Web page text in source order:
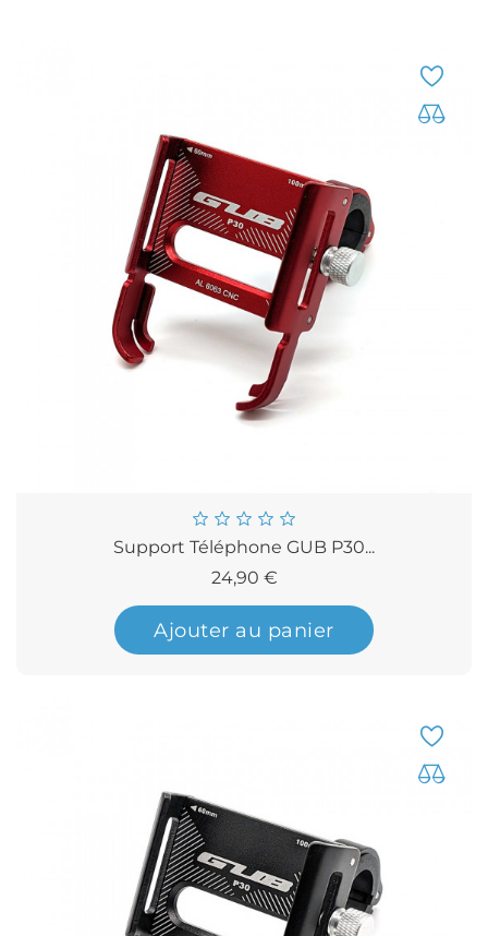
Support Téléphone GUB P30...
24,90 €Prix
Ajouter au panier